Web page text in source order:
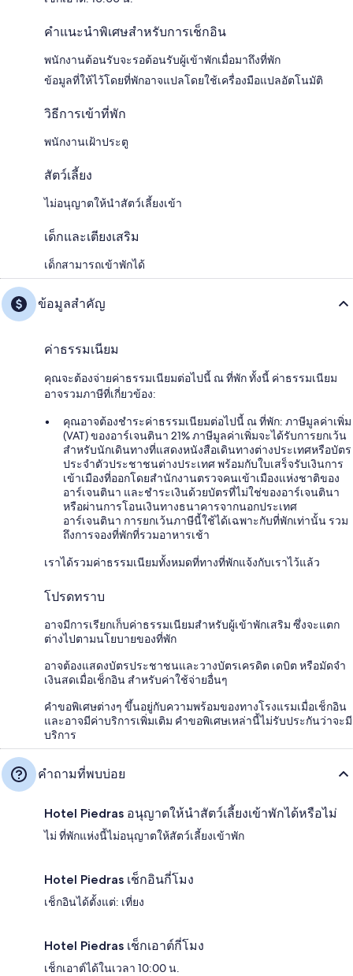
คำแนะนำพิเศษสำหรับการเช็กอิน
พนักงานต้อนรับจะรอต้อนรับผู้เข้าพักเมื่อมาถึงที่พัก
ข้อมูลที่ให้ไว้โดยที่พักอาจแปลโดยใช้เครื่องมือแปลอัตโนมัติ
วิธีการเข้าที่พัก
พนักงานเฝ้าประตู
สัตว์เลี้ยง
ไม่อนุญาตให้นำสัตว์เลี้ยงเข้า
เด็กและเตียงเสริม
เด็กสามารถเข้าพักได้
ข้อมูลสำคัญ
ค่าธรรมเนียม
คุณจะต้องจ่ายค่าธรรมเนียมต่อไปนี้ ณ ที่พัก ทั้งนี้ ค่าธรรมเนียม
อาจรวมภาษีที่เกี่ยวข้อง:
คุณอาจต้องชำระค่าธรรมเนียมต่อไปนี้ ณ ที่พัก: ภาษีมูลค่าเพิ่ม
(VAT) ของอาร์เจนตินา 21% ภาษีมูลค่าเพิ่มจะได้รับการยกเว้น
สำหรับนักเดินทางที่แสดงหนังสือเดินทางต่างประเทศหรือบัตร
ประจำตัวประชาชนต่างประเทศ พร้อมกับใบเสร็จรับเงินการ
เข้าเมืองที่ออกโดยสำนักงานตรวจคนเข้าเมืองแห่งชาติของ
อาร์เจนตินา และชำระเงินด้วยบัตรที่ไม่ใช่ของอาร์เจนตินา
หรือผ่านการโอนเงินทางธนาคารจากนอกประเทศ
อาร์เจนตินา การยกเว้นภาษีนี้ใช้ได้เฉพาะกับที่พักเท่านั้น รวม
ถึงการจองที่พักที่รวมอาหารเช้า
เราได้รวมค่าธรรมเนียมทั้งหมดที่ทางที่พักแจ้งกับเราไว้แล้ว
โปรดทราบ
อาจมีการเรียกเก็บค่าธรรมเนียมสำหรับผู้เข้าพักเสริม ซึ่งจะแตก
ต่างไปตามนโยบายของที่พัก
อาจต้องแสดงบัตรประชาชนและวางบัตรเครดิต เดบิต หรือมัดจำ
เงินสดเมื่อเช็กอิน สำหรับค่าใช้จ่ายอื่นๆ
คำขอพิเศษต่างๆ ขึ้นอยู่กับความพร้อมของทางโรงแรมเมื่อเช็กอิน
และอาจมีค่าบริการเพิ่มเติม คำขอพิเศษเหล่านี้ไม่รับประกันว่าจะมี
บริการ
คำถามที่พบบ่อย
Hotel Piedras อนุญาตให้นำสัตว์เลี้ยงเข้าพักได้หรือไม่
ไม่ ที่พักแห่งนี้ไม่อนุญาตให้สัตว์เลี้ยงเข้าพัก
Hotel Piedras เช็กอินกี่โมง
เช็กอินได้ตั้งแต่: เที่ยง
Hotel Piedras เช็กเอาต์กี่โมง
เช็กเอาต์ได้ในเวลา 10:00 น.